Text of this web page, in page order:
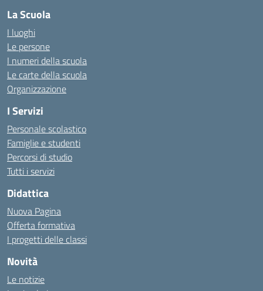
La Scuola
I luoghi
Le persone
I numeri della scuola
Le carte della scuola
Organizzazione
I Servizi
Personale scolastico
Famiglie e studenti
Percorsi di studio
Tutti i servizi
Didattica
Nuova Pagina
Offerta formativa
I progetti delle classi
Novità
Le notizie